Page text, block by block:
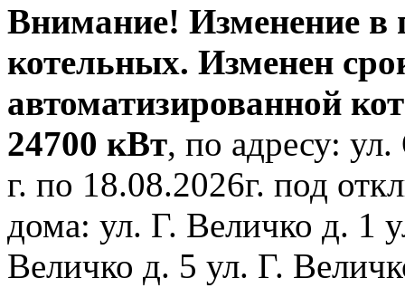
Внимание! Изменение в
котельных. Изменен
автоматизированной
24700 кВт, по адресу:
г. по 18.08.2026г. под
дома: ул. Г. Величко д. 1
Величко д. 5 ул. Г.